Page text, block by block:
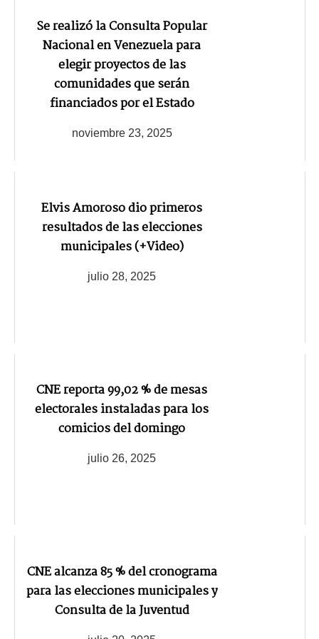
Se realizó la Consulta Popular
Nacional en Venezuela para
elegir proyectos de las
comunidades que serán
financiados por el Estado
noviembre 23, 2025
Elvis Amoroso dio primeros
resultados de las elecciones
municipales (+Video)
julio 28, 2025
CNE reporta 99,02 % de mesas
electorales instaladas para los
comicios del domingo
julio 26, 2025
CNE alcanza 85 % del cronograma
para las elecciones municipales y
Consulta de la Juventud